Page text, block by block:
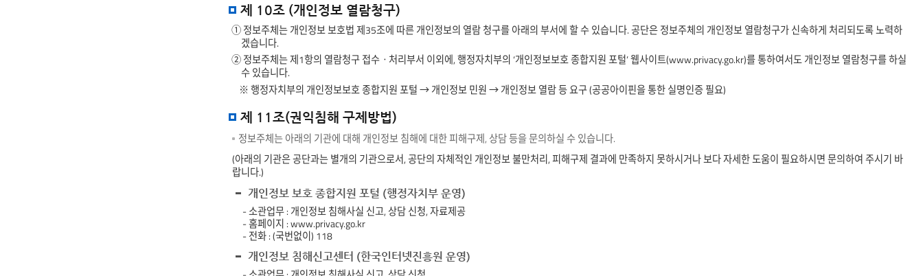
제 10조 (개인정보 열람청구)
① 정보주체는 개인정보 보호법 제35조에 따른 개인정보의 열람 청구를 아래의 부서에 할 수 있습니다. 공단은 정보주체의 개인정보 열람청구가 신속하게 처리되도록 노력하
겠습니다.
② 정보주체는 제1항의 열람청구 접수ㆍ처리부서 이외에, 행정자치부의 ‘개인정보보호 종합지원 포털’ 웹사이트(www.privacy.go.kr)를 통하여서도 개인정보 열람청구를 하실
수 있습니다.
※ 행정자치부의 개인정보보호 종합지원 포털 → 개인정보 민원 → 개인정보 열람 등 요구 (공공아이핀을 통한 실명인증 필요)
제 11조(권익침해 구제방법)
정보주체는 아래의 기관에 대해 개인정보 침해에 대한 피해구제, 상담 등을 문의하실 수 있습니다.
(아래의 기관은 공단과는 별개의 기관으로서, 공단의 자체적인 개인정보 불만처리, 피해구제 결과에 만족하지 못하시거나 보다 자세한 도움이 필요하시면 문의하여 주시기 바
랍니다.)
개인정보 보호 종합지원 포털 (행정자치부 운영)
- 소관업무 : 개인정보 침해사실 신고, 상담 신청, 자료제공
- 홈페이지 : www.privacy.go.kr
- 전화 : (국번없이) 118
개인정보 침해신고센터 (한국인터넷진흥원 운영)